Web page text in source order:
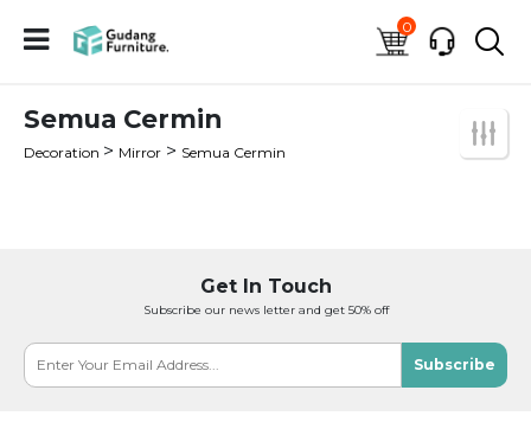
0
Semua Cermin
Decoration > Mirror > Semua Cermin
Get In Touch
Subscribe our news letter and get 50% off
Subscribe